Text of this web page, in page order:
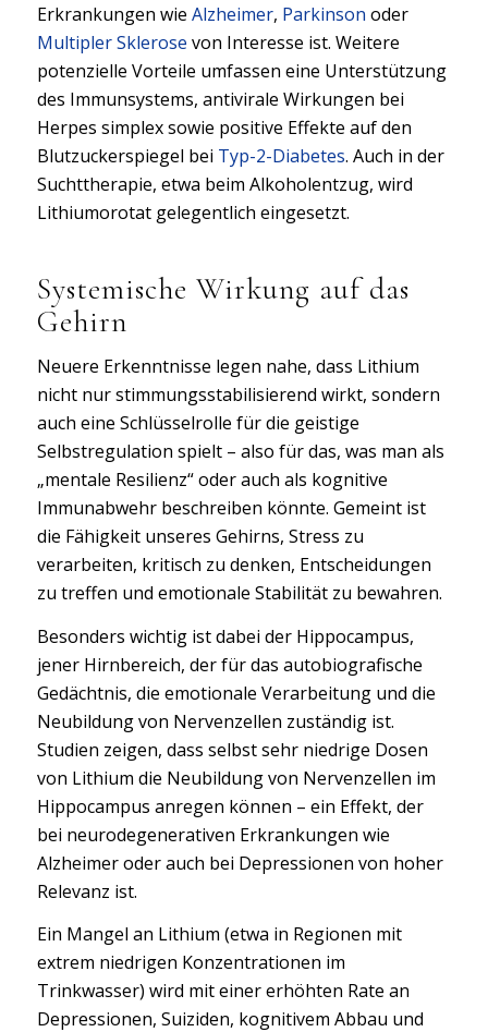
Erkrankungen wie Alzheimer, Parkinson oder
Multipler Sklerose von Interesse ist. Weitere
potenzielle Vorteile umfassen eine Unterstützung
des Immunsystems, antivirale Wirkungen bei
Herpes simplex sowie positive Effekte auf den
Blutzuckerspiegel bei Typ-2-Diabetes. Auch in der
Suchttherapie, etwa beim Alkoholentzug, wird
Lithiumorotat gelegentlich eingesetzt.
Systemische Wirkung auf das
Gehirn
Neuere Erkenntnisse legen nahe, dass Lithium
nicht nur stimmungsstabilisierend wirkt, sondern
auch eine Schlüsselrolle für die geistige
Selbstregulation spielt – also für das, was man als
„mentale Resilienz“ oder auch als kognitive
Immunabwehr beschreiben könnte. Gemeint ist
die Fähigkeit unseres Gehirns, Stress zu
verarbeiten, kritisch zu denken, Entscheidungen
zu treffen und emotionale Stabilität zu bewahren.
Besonders wichtig ist dabei der Hippocampus,
jener Hirnbereich, der für das autobiografische
Gedächtnis, die emotionale Verarbeitung und die
Neubildung von Nervenzellen zuständig ist.
Studien zeigen, dass selbst sehr niedrige Dosen
von Lithium die Neubildung von Nervenzellen im
Hippocampus anregen können – ein Effekt, der
bei neurodegenerativen Erkrankungen wie
Alzheimer oder auch bei Depressionen von hoher
Relevanz ist.
Ein Mangel an Lithium (etwa in Regionen mit
extrem niedrigen Konzentrationen im
Trinkwasser) wird mit einer erhöhten Rate an
Depressionen, Suiziden, kognitivem Abbau und